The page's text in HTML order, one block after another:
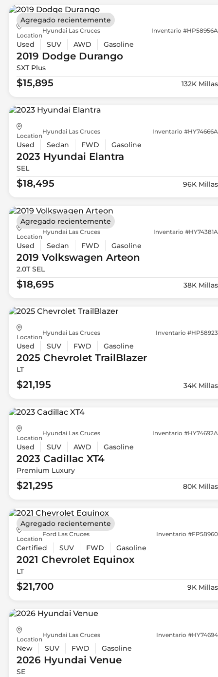
Location
Hyundai Las Cruces Inventario #HP58956A
Used SUV AWD Gasoline
2019 DodgeDurango
SXT Plus
$15,895 132K Millas
Agregado recientemente
Location
Hyundai Las Cruces Inventario #HY74666A
Used Sedan FWD Gasoline
2023 Hyundai Elantra
SEL
$18,495 96K Millas
Location
Hyundai Las Cruces Inventario #HY74381A
Used Sedan FWD Gasoline
2019 Volkswagen Arteon
2.0T SEL
$18,695 38K Millas
Agregado recientemente
Location
Hyundai Las Cruces Inventario #HP58923
Used SUV FWD Gasoline
2025 ChevroletTrailBlazer
LT
$21,195 34K Millas
Location
Hyundai Las Cruces Inventario #HY74692A
Used SUV AWD Gasoline
2023 Cadillac XT4
Premium Luxury
$21,295 80K Millas
Location
Ford Las Cruces Inventario #FP58960
Certified SUV FWD Gasoline
2021 ChevroletEquinox
LT
$21,700 9K Millas
Agregado recientemente
Location
Hyundai Las Cruces Inventario #HY74694
New SUV FWD Gasoline
2026 Hyundai Venue
SE